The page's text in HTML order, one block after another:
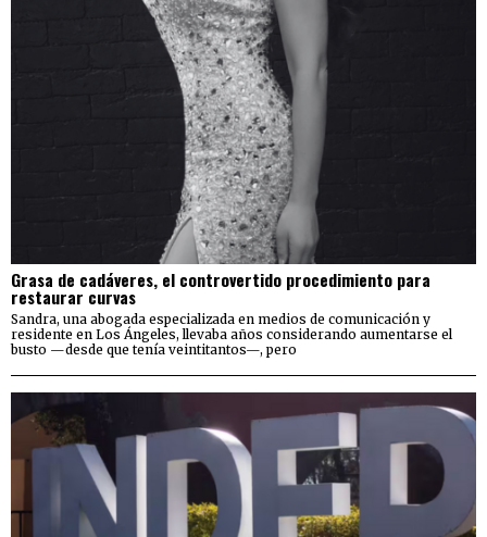
Grasa de cadáveres, el controvertido procedimiento para
restaurar curvas
Sandra, una abogada especializada en medios de comunicación y
residente en Los Ángeles, llevaba años considerando aumentarse el
busto —desde que tenía veintitantos—, pero